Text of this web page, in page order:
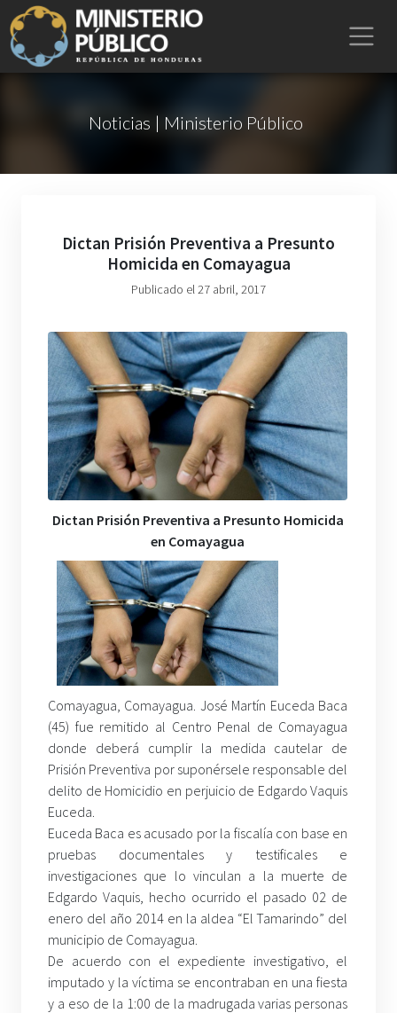
Noticias | Ministerio Público
Dictan Prisión Preventiva a Presunto
Homicida en Comayagua
Publicado el 27 abril, 2017
Dictan Prisión Preventiva a Presunto Homicida
en Comayagua
Comayagua, Comayagua. José Martín Euceda Baca
(45) fue remitido al Centro Penal de Comayagua
donde deberá cumplir la medida cautelar de
Prisión Preventiva por suponérsele responsable del
delito de Homicidio en perjuicio de Edgardo Vaquis
Euceda.
Euceda Baca es acusado por la fiscalía con base en
pruebas documentales y testificales e
investigaciones que lo vinculan a la muerte de
Edgardo Vaquis, hecho ocurrido el pasado 02 de
enero del año 2014 en la aldea “El Tamarindo” del
municipio de Comayagua.
De acuerdo con el expediente investigativo, el
imputado y la víctima se encontraban en una fiesta
y a eso de la 1:00 de la madrugada varias personas